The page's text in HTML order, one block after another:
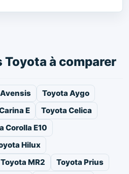
à comparer
Toyota Aygo
E
Toyota Celica
Corolla E10
Hilux
Toyota MR2
Toyota Prius